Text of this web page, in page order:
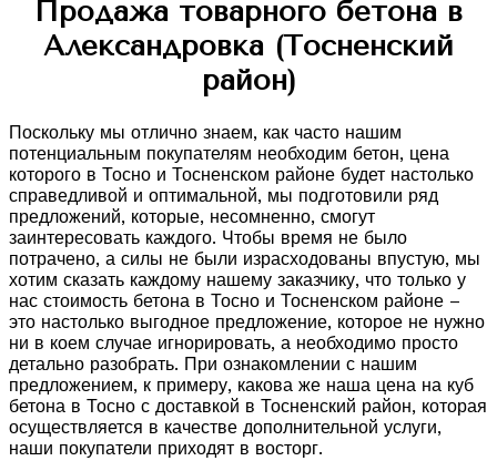
Продажа товарного бетона в
Александровка (Тосненский
район)
Поскольку мы отлично знаем, как часто нашим
потенциальным покупателям необходим бетон, цена
которого в Тосно и Тосненском районе будет настолько
справедливой и оптимальной, мы подготовили ряд
предложений, которые, несомненно, смогут
заинтересовать каждого. Чтобы время не было
потрачено, а силы не были израсходованы впустую, мы
хотим сказать каждому нашему заказчику, что только у
нас стоимость бетона в Тосно и Тосненском районе –
это настолько выгодное предложение, которое не нужно
ни в коем случае игнорировать, а необходимо просто
детально разобрать. При ознакомлении с нашим
предложением, к примеру, какова же наша цена на куб
бетона в Тосно с доставкой в Тосненский район, которая
осуществляется в качестве дополнительной услуги,
наши покупатели приходят в восторг.